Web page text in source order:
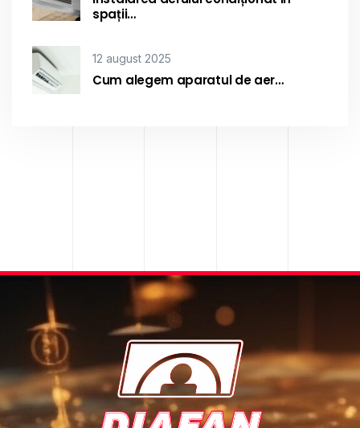
spații…
12 august 2025
Cum alegem aparatul de aer…